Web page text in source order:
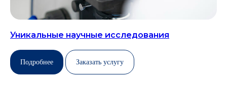
Уникальные научные исследования
Подробнее Заказать услугу